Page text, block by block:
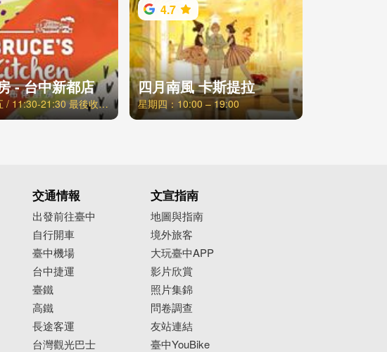
- 台中新都店
週一至週五 / 11:30-21:30 最後收客時間20:30，週六日、例假日 / 11:00-21:30 最後收客時間20:30
4.7
四月南風 卡斯提拉
星期四：10:00 – 19:00
交通情報
出發前往臺中
自行開車
臺中機場
台中捷運
臺鐵
高鐵
長途客運
台灣觀光巴士
文宣指南
地圖與指南
境外旅客
大玩臺中APP
影片欣賞
照片集錦
問卷調查
友站連結
臺中YouBike